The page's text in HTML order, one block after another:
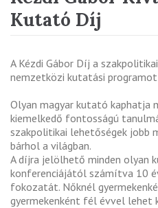
Kutató Díj
A Kézdi Gábor Díj a
nemzetközi kutatási
Olyan magyar kutató kaphatja
kiemelkedő fontosságú
szakpolitikai lehetőségek jobb
bárhol a világban.
A díjra jelölhető minden olyan
konferenciájától számítva 10
fokozatát. Nőknél
gyermekenként fél évvel lehet